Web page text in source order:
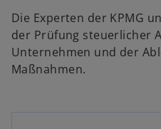
Die Experten der KPMG
der Prüfung steuerlicher
Unternehmen und der
Maßnahmen.
e
i
n
e
n
i
n
e
i
e